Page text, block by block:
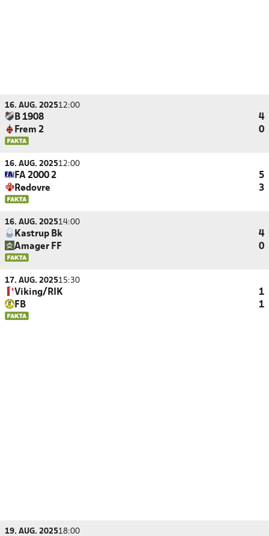
16. AUG. 202512:00
B 1908
4
Frem 2
0
16. AUG. 202512:00
FA 2000 2
5
Rødovre
3
16. AUG. 202514:00
Kastrup Bk
4
Amager FF
0
17. AUG. 202515:30
Viking/RIK
1
FB
1
19. AUG. 202518:00